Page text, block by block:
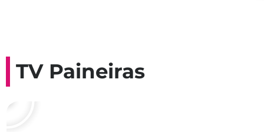
TV Paineiras